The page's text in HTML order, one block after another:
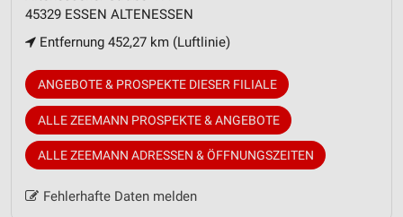
45329 ESSEN ALTENESSEN
Entfernung 452,27 km (Luftlinie)
ANGEBOTE & PROSPEKTE DIESER FILIALE
ALLE ZEEMANN PROSPEKTE & ANGEBOTE
ALLE ZEEMANN ADRESSEN & ÖFFNUNGSZEITEN
Fehlerhafte Daten melden